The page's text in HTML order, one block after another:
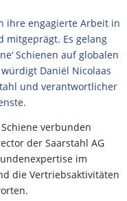
ihre engagierte Arbeit in
mitgeprägt. Es gelang
Schienen auf globalen
Daniël Nicolaas
und verantwortlicher
verbunden
der Saarstahl AG
im
die Vertriebsaktivitäten